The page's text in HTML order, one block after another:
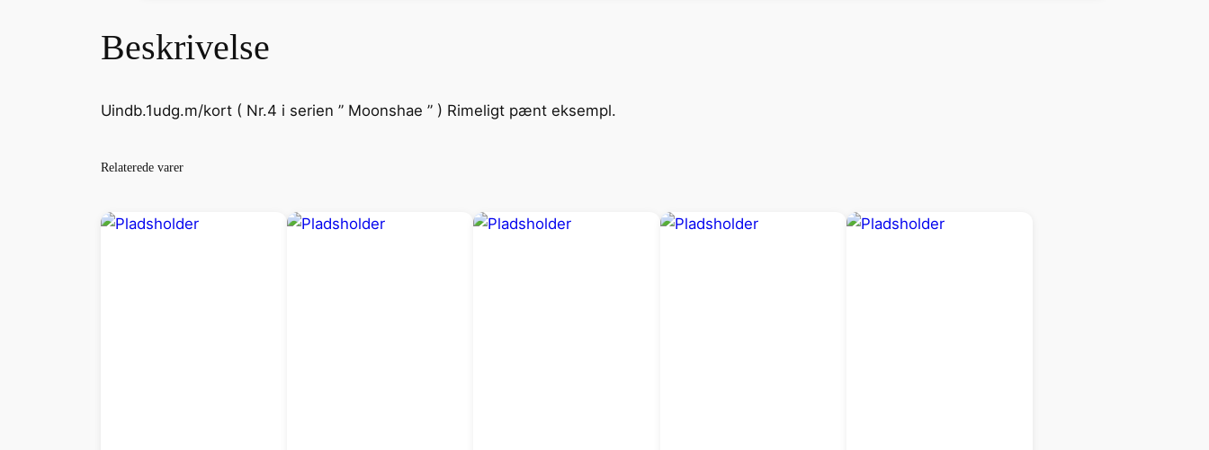
Beskrivelse
Uindb.1udg.m/kort ( Nr.4 i serien ” Moonshae ” ) Rimeligt pænt eksempl.
Relaterede varer